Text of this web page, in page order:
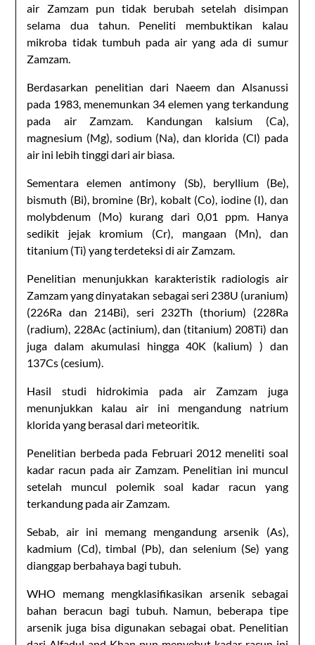
air Zamzam pun tidak berubah setelah disimpan
selama dua tahun. Peneliti membuktikan kalau
mikroba tidak tumbuh pada air yang ada di sumur
Zamzam.
Berdasarkan penelitian dari Naeem dan Alsanussi
pada 1983, menemunkan 34 elemen yang terkandung
pada air Zamzam. Kandungan kalsium (Ca),
magnesium (Mg), sodium (Na), dan klorida (Cl) pada
air ini lebih tinggi dari air biasa.
Sementara elemen antimony (Sb), beryllium (Be),
bismuth (Bi), bromine (Br), kobalt (Co), iodine (I), dan
molybdenum (Mo) kurang dari 0,01 ppm. Hanya
sedikit jejak kromium (Cr), mangaan (Mn), dan
titanium (Ti) yang terdeteksi di air Zamzam.
Penelitian menunjukkan karakteristik radiologis air
Zamzam yang dinyatakan sebagai seri 238U (uranium)
(226Ra dan 214Bi), seri 232Th (thorium) (228Ra
(radium), 228Ac (actinium), dan (titanium) 208Ti) dan
juga dalam akumulasi hingga 40K (kalium) ) dan
137Cs (cesium).
Hasil studi hidrokimia pada air Zamzam juga
menunjukkan kalau air ini mengandung natrium
klorida yang berasal dari meteoritik.
Penelitian berbeda pada Februari 2012 meneliti soal
kadar racun pada air Zamzam. Penelitian ini muncul
setelah muncul polemik soal kadar racun yang
terkandung pada air Zamzam.
Sebab, air ini memang mengandung arsenik (As),
kadmium (Cd), timbal (Pb), dan selenium (Se) yang
dianggap berbahaya bagi tubuh.
WHO memang mengklasifikasikan arsenik sebagai
bahan beracun bagi tubuh. Namun, beberapa tipe
arsenik juga bisa digunakan sebagai obat. Penelitian